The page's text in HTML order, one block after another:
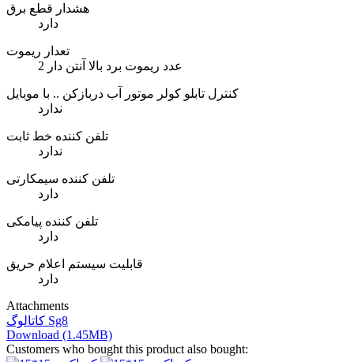
هشدار قطع برق
دارد
تعدار ریموت
2 عدد ریموت برد بالا آنتن دار
کنترل تابلو کولر موتور آب دربازکن .. با موبایل
ندارد
تلفن کننده خط ثابت
ندارد
تلفن کننده سیمکارتی
دارد
تلفن کننده پیامکی
دارد
قابلیت سیستم اعلام حریق
دارد
Attachments
کاتالوگ Sg8
Download (1.45MB)
Customers who bought this product also bought: